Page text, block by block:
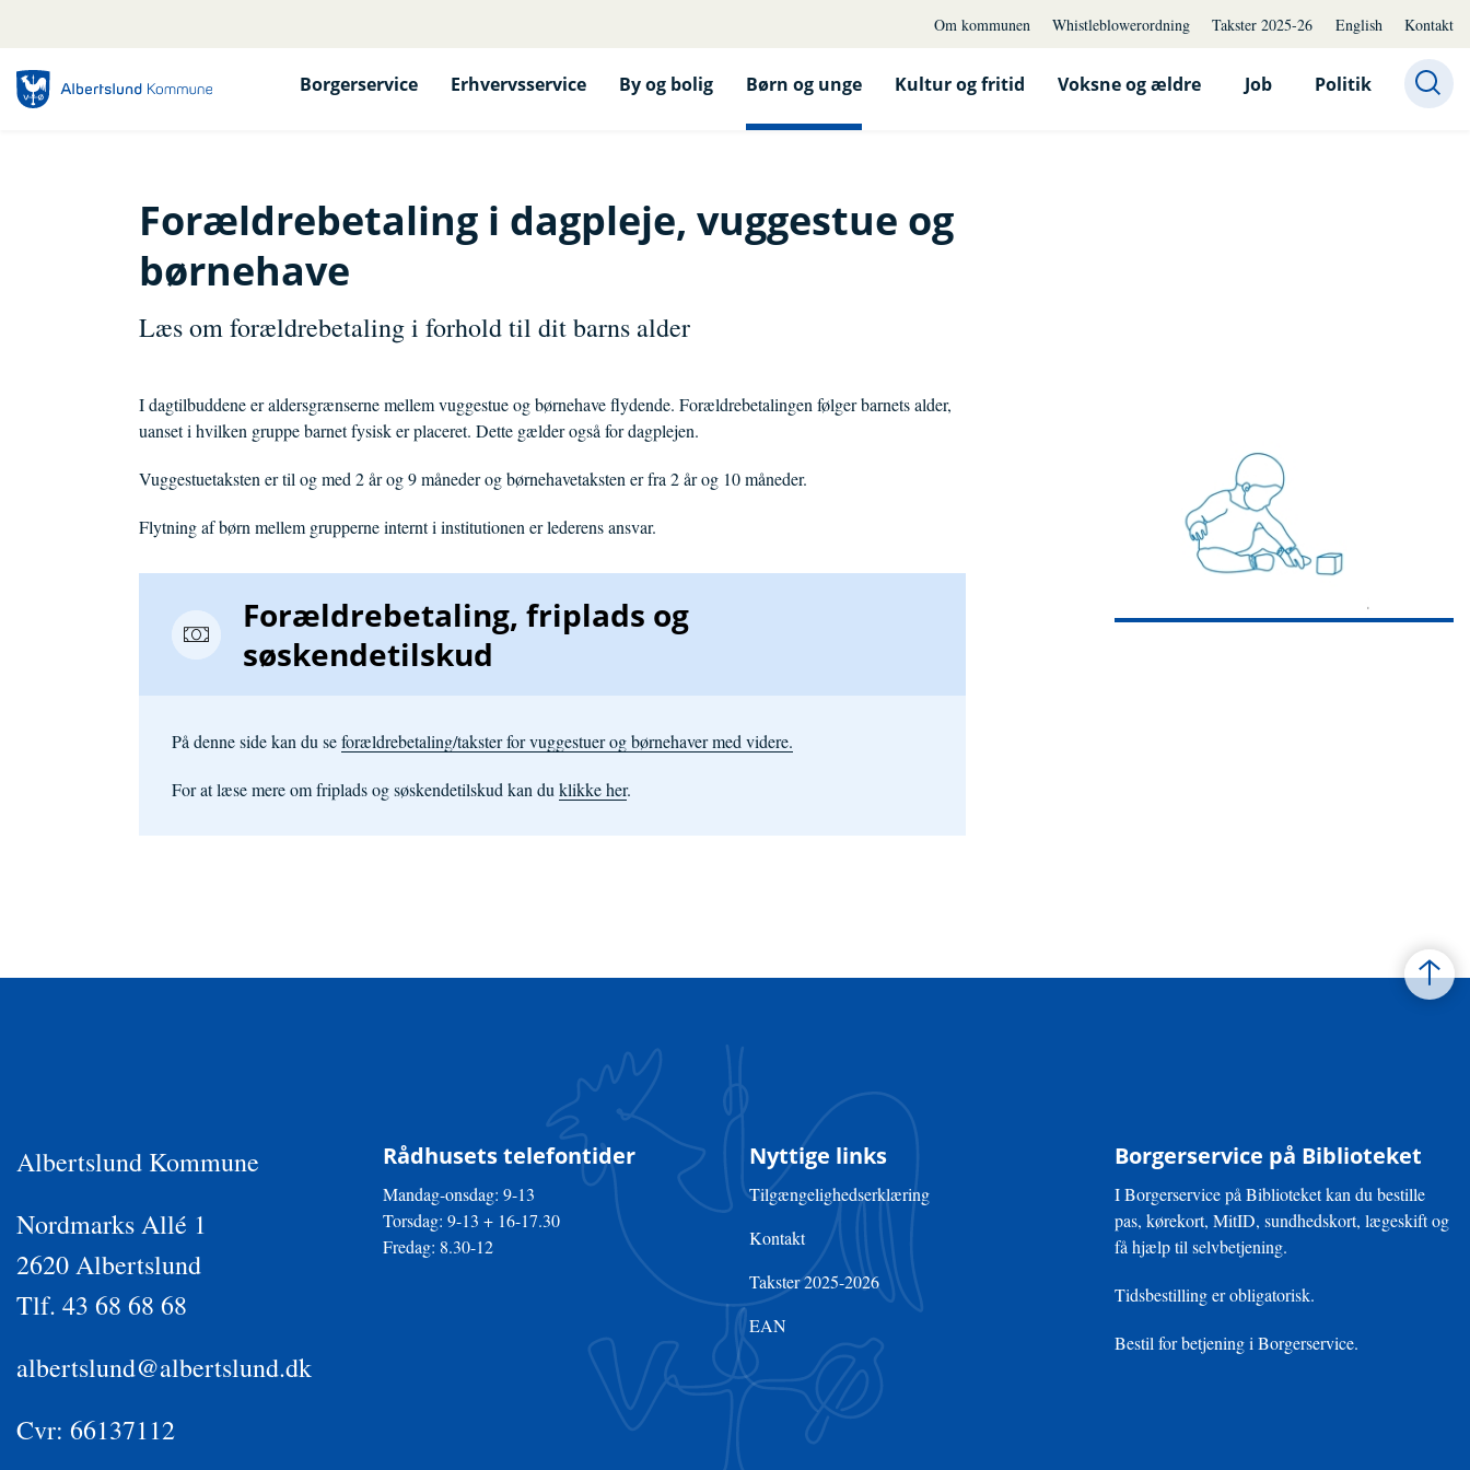
Om kommunen Whistleblowerordning Takster 2025-26 English Kontakt
Borgerservice Erhvervsservice By og bolig Børn og unge Kultur og fritid Voksne og ældre Job Politik
Forældrebetaling i dagpleje, vuggestue og
børnehave
Læs om forældrebetaling i forhold til dit barns alder
I dagtilbuddene er aldersgrænserne mellem vuggestue og børnehave flydende. Forældrebetalingen følger barnets alder,
uanset i hvilken gruppe barnet fysisk er placeret. Dette gælder også for dagplejen.
Vuggestuetaksten er til og med 2 år og 9 måneder og børnehavetaksten er fra 2 år og 10 måneder.
Flytning af børn mellem grupperne internt i institutionen er lederens ansvar.
Forældrebetaling, friplads og
søskendetilskud
På denne side kan du seforældrebetaling/takster for vuggestuer og børnehaver med videre.
For at læse mere om friplads og søskendetilskud kan du klikke her.
Albertslund Kommune
Nordmarks Allé 1
2620 Albertslund
Tlf. 43 68 68 68
albertslund@albertslund.dk
Cvr: 66137112
Rådhusets telefontider
Mandag-onsdag: 9-13
Torsdag: 9-13 + 16-17.30
Fredag: 8.30-12
Nyttige links
Tilgængelighedserklæring
Kontakt
Takster 2025-2026
EAN
Borgerservice på Biblioteket
I Borgerservice på Biblioteket kan du bestille
pas, kørekort, MitID, sundhedskort, lægeskift og
få hjælp til selvbetjening.
Tidsbestilling er obligatorisk.
Bestil for betjening i Borgerservice.